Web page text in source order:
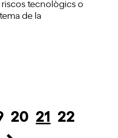
tecnològics o
de la
Page
20 Page
21 Page
22